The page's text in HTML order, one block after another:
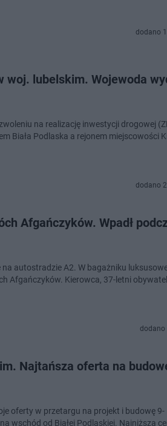
dodano
lubelskim. Wojewoda
na realizację inwestycji drogowej
Biała Podlaska a rejonem miejscowości
dodano
Afgańczyków. Wpadł
autostradzie A2. W bagażniku
Afgańczyków. Kierowca, 37-letni
dodano
Najtańsza oferta na
oferty w przetargu na projekt i budowę 9-
wschód od Białej Podlaskiej. Najniższa